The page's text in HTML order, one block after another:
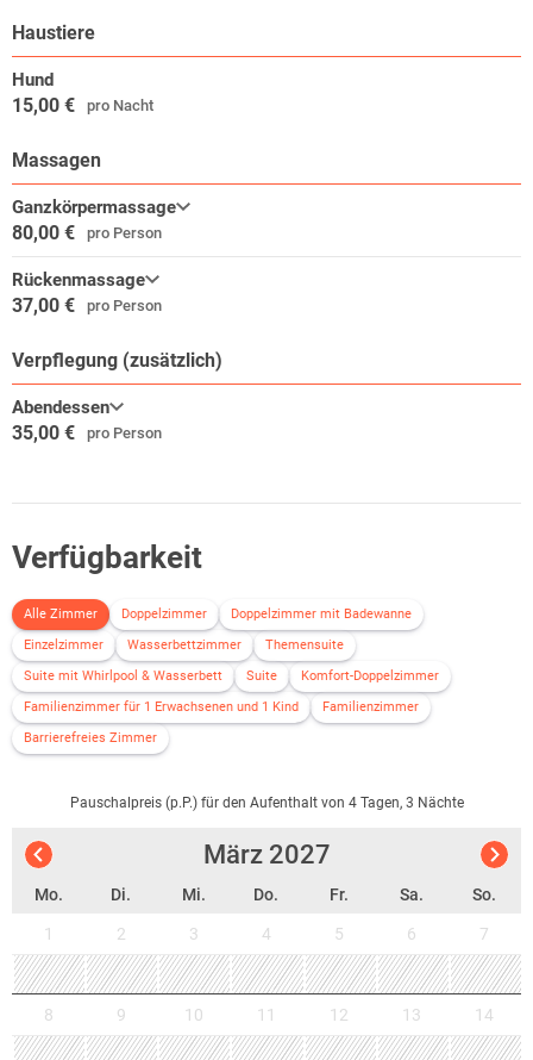
Haustiere
Hund
15,00 € pro Nacht
Massagen
Ganzkörpermassage
80,00 € pro Person
Rückenmassage
37,00 € pro Person
Verpflegung (zusätzlich)
Abendessen
35,00 € pro Person
Verfügbarkeit
Alle Zimmer Doppelzimmer
Doppelzimmer mit Badewanne
Einzelzimmer
Wasserbettzimmer
Themensuite
Suite mit Whirlpool & Wasserbett
Suite
Komfort-Doppelzimmer
Familienzimmer für 1 Erwachsenen und 1 Kind
Familienzimmer
Barrierefreies Zimmer
Pauschalpreis (p.P.) für den Aufenthalt von 4 Tagen, 3 Nächte
März 2027
Mo. Di. Mi. Do. Fr. Sa. So.
1 2 3 4 5 6 7
8 9 10 11 12 13 14